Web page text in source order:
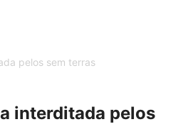
interditada pelos